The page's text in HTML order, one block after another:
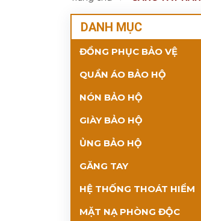
DANH MỤC
ĐỒNG PHỤC BẢO VỆ
QUẦN ÁO BẢO HỘ
NÓN BẢO HỘ
GIÀY BẢO HỘ
ỦNG BẢO HỘ
GĂNG TAY
HỆ THỐNG THOÁT HIỂM
MẶT NẠ PHÒNG ĐỘC